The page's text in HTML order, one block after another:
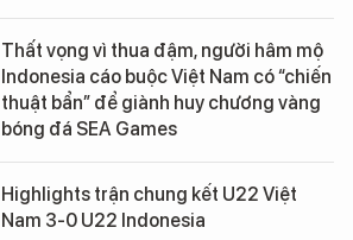
Thất vọng vì thua đậm, người hâm mộ
Indonesia cáo buộc Việt Nam có “chiến
thuật bẩn” để giành huy chương vàng
bóng đá SEA Games
Highlights trận chung kết U22 Việt
Nam 3-0 U22 Indonesia